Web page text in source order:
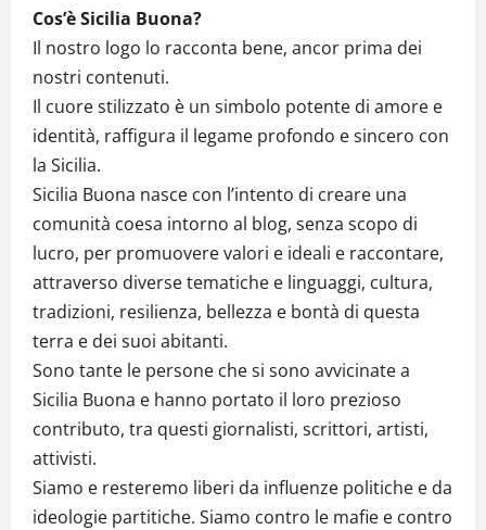
Cos’è Sicilia Buona?
Il nostro logo lo racconta bene, ancor prima dei
nostri contenuti.
Il cuore stilizzato è un simbolo potente di amore e
identità, raffigura il legame profondo e sincero con
la Sicilia.
Sicilia Buona nasce con l’intento di creare una
comunità coesa intorno al blog, senza scopo di
lucro, per promuovere valori e ideali e raccontare,
attraverso diverse tematiche e linguaggi, cultura,
tradizioni, resilienza, bellezza e bontà di questa
terra e dei suoi abitanti.
Sono tante le persone che si sono avvicinate a
Sicilia Buona e hanno portato il loro prezioso
contributo, tra questi giornalisti, scrittori, artisti,
attivisti.
Siamo e resteremo liberi da influenze politiche e da
ideologie partitiche. Siamo contro le mafie e contro